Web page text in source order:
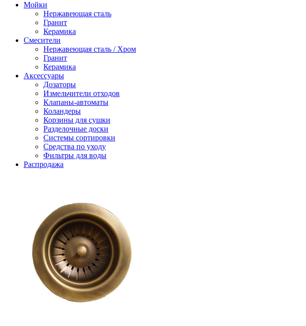
Мойки
Нержавеющая сталь
Гранит
Керамика
Смесители
Нержавеющая сталь / Хром
Гранит
Керамика
Аксессуары
Дозаторы
Измельчители отходов
Клапаны-автоматы
Коландеры
Корзины для сушки
Разделочные доски
Системы сортировки
Средства по уходу
Фильтры для воды
Распродажа